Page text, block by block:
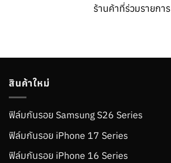
ร้านค้าที่ร่วมรายการ
สินค้าใหม่
ฟิล์มกันรอย Samsung S26 Series
ฟิล์มกันรอย iPhone 17 Series
ฟิล์มกันรอย iPhone 16 Series